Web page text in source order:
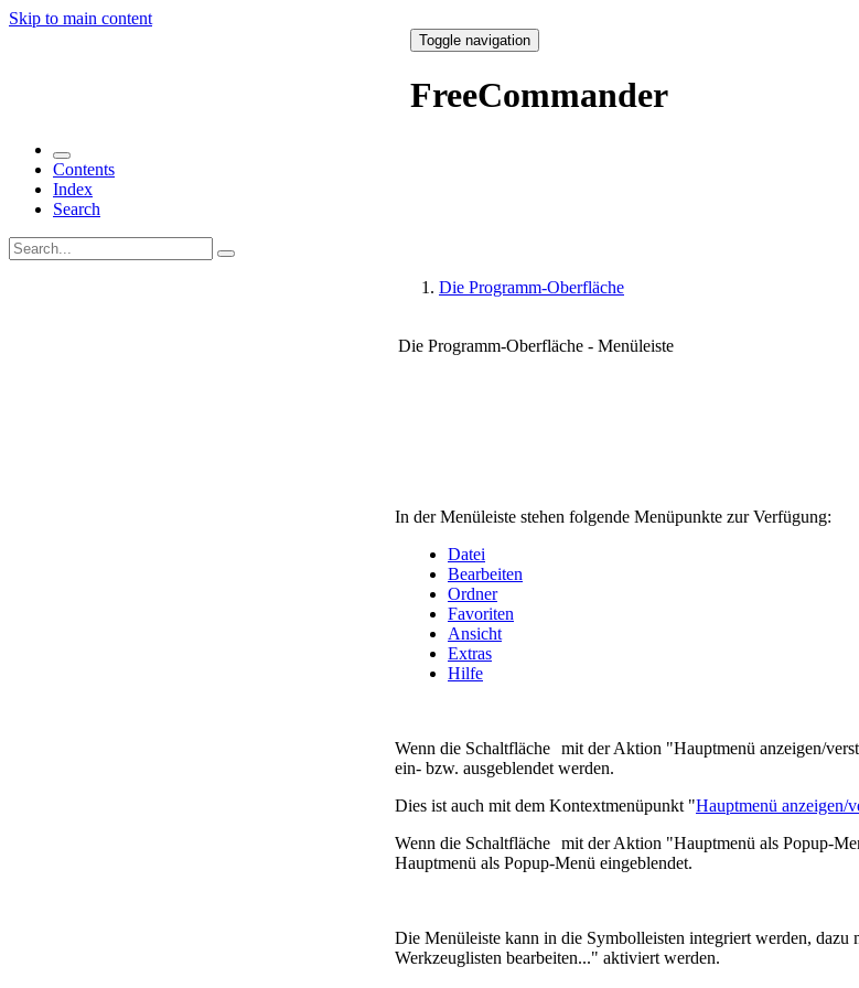
Skip to main content
Toggle navigation
FreeCommander
Contents
Index
Search
Die Programm-Oberfläche
Die Programm-Oberfläche - Menüleiste
In der Menüleiste stehen folgende Menüpunkte zur Verfügung:
Datei
Bearbeiten
Ordner
Favoriten
Ansicht
Extras
Hilfe
Wenn die Schaltfläche mit der Aktion "Hauptmenü anzeigen/
ein- bzw. ausgeblendet werden.
Dies ist auch mit dem Kontextmenüpunkt "Hauptmenü anzeigen/
Wenn die Schaltfläche mit der Aktion "Hauptmenü als Popup-
Hauptmenü als Popup-Menü eingeblendet.
Die Menüleiste kann in die Symbolleisten integriert werden, dazu
Werkzeuglisten bearbeiten..." aktiviert werden.